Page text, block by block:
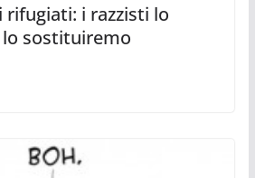
rifugiati: i razzisti lo
sostituiremo